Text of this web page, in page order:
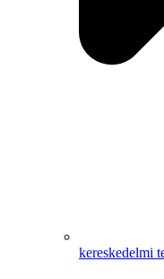
kereskedelmi